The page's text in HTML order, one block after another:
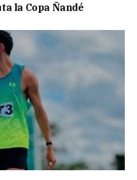
la Copa Ñandé